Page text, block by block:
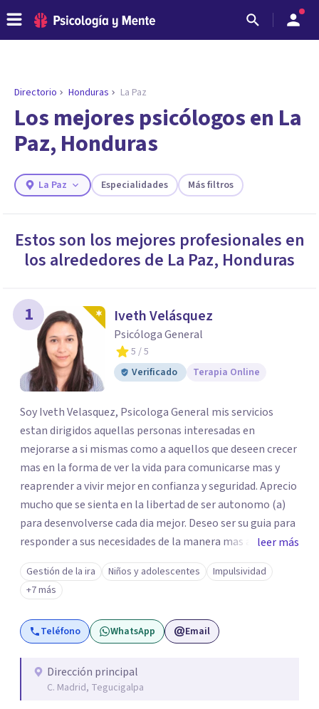
ENCONTRAR MI TERAPEUTA
¿Necesitas ayuda para encontrar el
Responde a unas breves preguntas y te ofreceremos
los profesionales que más se ajustan a tus
necesidades.
Responder cuestionario
Directorio Honduras La Paz
Los mejores psicólogos en La
Paz, Honduras
La Paz Especialidades Más filtros
Estos son los mejores profesionales en
los alrededores de La Paz, Honduras
1 Iveth Velásquez
Psicóloga General
5 / 5
Verificado
Terapia Online
Soy Iveth Velasquez, Psicologa General mis servicios
estan dirigidos aquellas personas interesadas en
mejorarse a si mismas como a aquellos que deseen crecer
mas en la forma de ver la vida para comunicarse mas y
reaprender a vivir mejor en confianza y seguridad. Aprecio
mucho que se sienta en la libertad de ser autonomo (a)
para desenvolverse cada dia mejor. Deseo ser su guia para
responder a sus necesidades de la manera mas autentica
posible y sea mi experiencia y profesion de gran utilidad
para usted. Esta es una excelente oportunidad para
avanzar y progresar juntos.
leer más
Gestión de la ira Niños y adolescentes
Impulsividad
+7 más
Teléfono WhatsApp Email
Dirección principal
C. Madrid, Tegucigalpa